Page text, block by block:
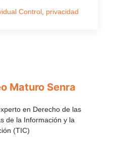
Control privacidad
Maturo Senra
en Derecho de las
de la Información y la
(TIC)